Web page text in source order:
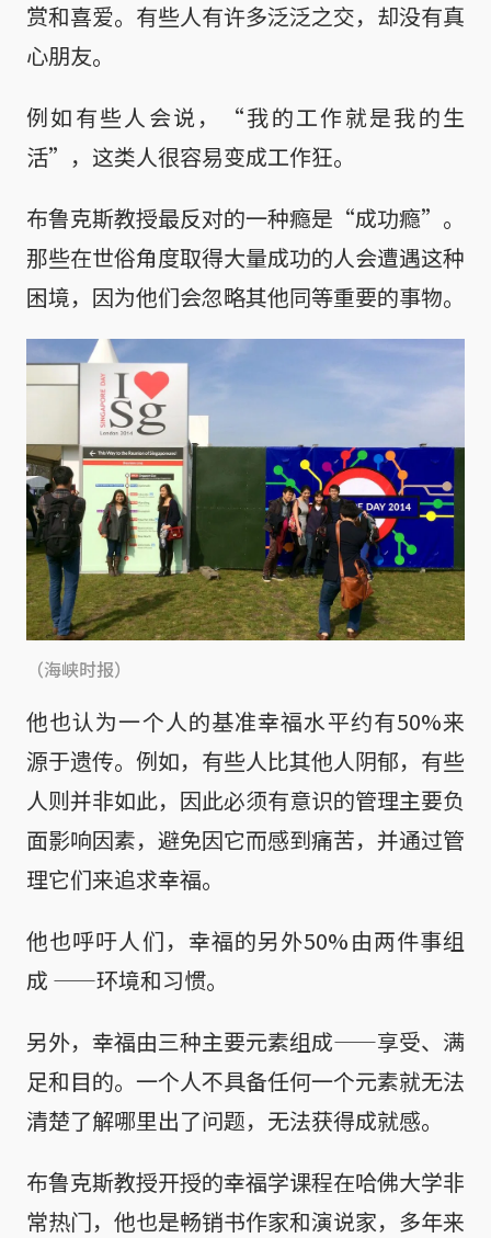
赏和喜爱。有些人有许多泛泛之交，却没有真
心朋友。
例如有些人会说，
“我的工作就是我的生
活” ，这类人很容易变成工作狂。
布鲁克斯教授最反对的一种瘾是“成功瘾”。
那些在世俗角度取得大量成功的人会遭遇这种
困境，因为他们会忽略其他同等重要的事物。
（海峡时报）
他也认为一个人的基准幸福水平约有50%来
源于遗传。例如，有些人比其他人阴郁，有些
人则并非如此，因此必须有意识的管理主要负
面影响因素，避免因它而感到痛苦，并通过管
理它们来追求幸福。
他也呼吁人们，幸福的另外50%由两件事组
成 ——环境和习惯。
另外，幸福由三种主要元素组成——享受、满
足和目的。一个人不具备任何一个元素就无法
清楚了解哪里出了问题，无法获得成就感。
布鲁克斯教授开授的幸福学课程在哈佛大学非
常热门，他也是畅销书作家和演说家，多年来